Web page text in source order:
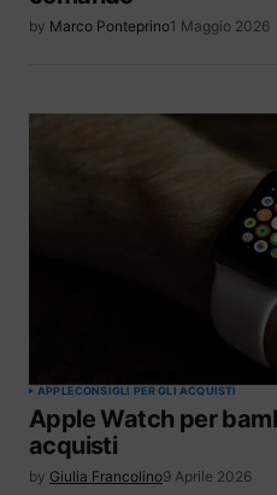
by Marco Ponteprino1 Maggio 2026
APPLECONSIGLI PER GLI ACQUISTI
Apple Watch per
acquisti
by Giulia Francolino9 Aprile 2026